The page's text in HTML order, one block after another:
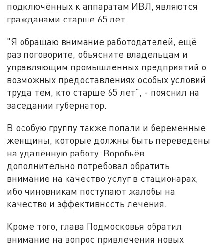
подключённых к аппаратам ИВЛ, являются
гражданами старше 65 лет.
"Я обращаю внимание работодателей, ещё
раз поговорите, объясните владельцам и
управляющим промышленных предприятий о
возможных предоставлениях особых условий
труда тем, кто старше 65 лет", - пояснил на
заседании губернатор.
В особую группу также попали и беременные
женщины, которые должны быть переведены
на удалённую работу. Воробьёв
дополнительно потребовал обратить
внимание на качество услуг в стационарах,
ибо чиновникам поступают жалобы на
качество и эффективность лечения.
Кроме того, глава Подмосковья обратил
внимание на вопрос привлечения новых